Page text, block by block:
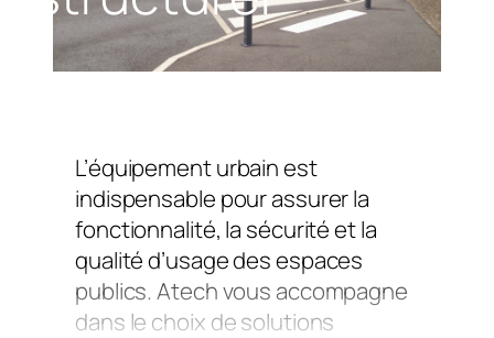
L’équipement urbain est
indispensable pour assurer la
fonctionnalité, la sécurité et la
qualité d’usage des espaces
publics. Atech vous accompagne
dans le choix de solutions